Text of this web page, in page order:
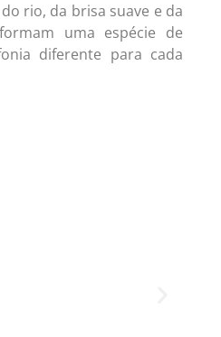
rio, da brisa suave e da
uma espécie de
diferente para cada